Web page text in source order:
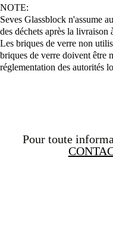
NOTE:
Seves Glassblock n'assume
des déchets après la livraison
Les briques de verre non
briques de verre doivent être
réglementation des autorités
Pour toute